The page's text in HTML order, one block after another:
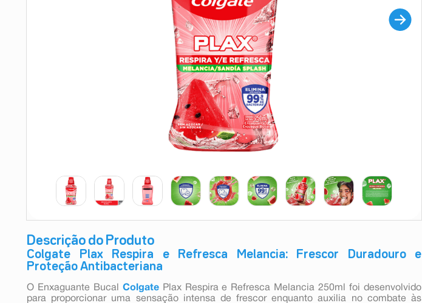
Descrição do Produto
Colgate Plax Respira e Refresca Melancia: Frescor Duradouro e
Proteção Antibacteriana
O Enxaguante Bucal Colgate
Plax Respira e Refresca Melancia 250ml foi desenvolvido
para proporcionar uma sensação intensa de frescor enquanto auxilia no combate às
teste gravidez
esmalte